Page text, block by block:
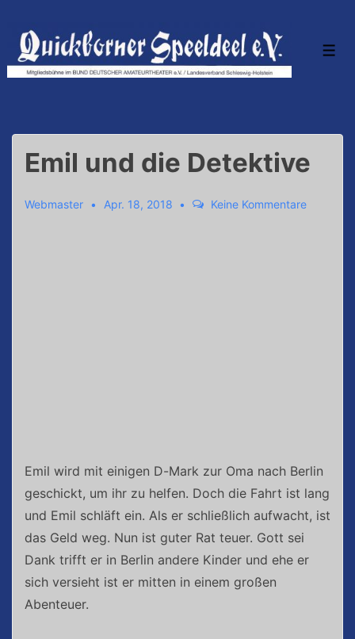
Zum
Inhalt
Emil und die Detektive
Webmaster Apr. 18, 2018 Keine Kommentare
Emil wird mit einigen D-Mark zur Oma nach Berlin
geschickt, um ihr zu helfen. Doch die Fahrt ist lang
und Emil schläft ein. Als er schließlich aufwacht, ist
das Geld weg. Nun ist guter Rat teuer. Gott sei
Dank trifft er in Berlin andere Kinder und ehe er
sich versieht ist er mitten in einem großen
Abenteuer.